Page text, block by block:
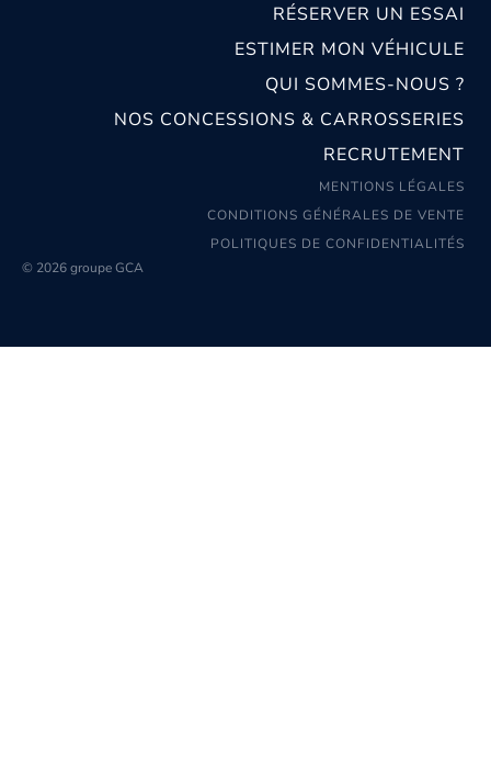
RÉSERVER UN ESSAI
ESTIMER MON VÉHICULE
QUI SOMMES-NOUS ?
NOS CONCESSIONS & CARROSSERIES
RECRUTEMENT
MENTIONS LÉGALES
CONDITIONS GÉNÉRALES DE VENTE
POLITIQUES DE CONFIDENTIALITÉS
© 2026 groupe GCA